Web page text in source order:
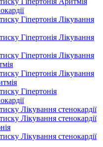
Гіпертонія Лікування
Гіпертонія Лікування
Гіпертонія Лікування
Гіпертонія Лікування
Гіпертонія
Лікування стенокардії
Лікування стенокардії
Лікування стенокардії